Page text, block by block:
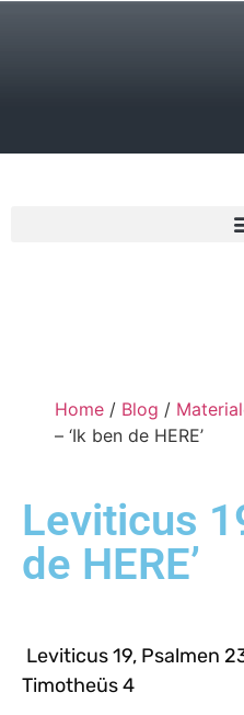
Home / Blog /
– ‘Ik ben de HERE’
Leviticus
de HERE’
Leviticus 19, Psalmen
Timotheüs 4